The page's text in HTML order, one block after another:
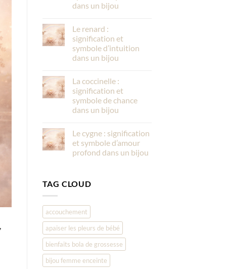
dans un bijou
Le renard :
signification et
symbole d’intuition
dans un bijou
La coccinelle :
signification et
symbole de chance
dans un bijou
Le cygne : signification
et symbole d’amour
profond dans un bijou
TAG CLOUD
accouchement
apaiser les pleurs de bébé
bienfaits bola de grossesse
bijou femme enceinte